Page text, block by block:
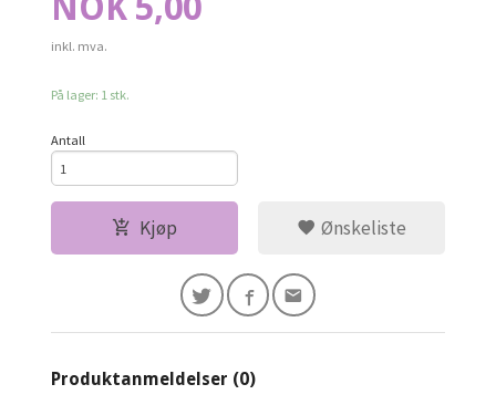
NOK 5,00
inkl. mva.
På lager: 1 stk.
Antall
Kjøp Ønskeliste
Produktanmeldelser (0)